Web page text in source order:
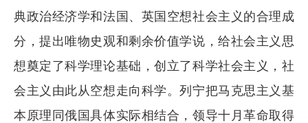
典政治经济学和法国、英国空想社会主义的合理成
分，提出唯物史观和剩余价值学说，给社会主义思
想奠定了科学理论基础，创立了科学社会主义，社
会主义由此从空想走向科学。列宁把马克思主义基
本原理同俄国具体实际相结合，领导十月革命取得